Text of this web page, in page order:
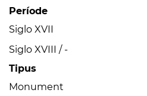
Període
Siglo XVII
Siglo XVIII / -
Tipus
Monument